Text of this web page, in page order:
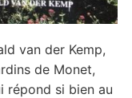
van der Kemp,
de Monet,
répond si bien au